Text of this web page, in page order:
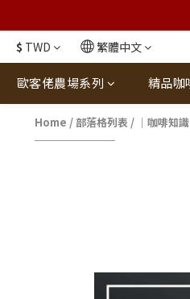
$ TWD 繁體中文
歐客佬農場系列 精品咖
Home / 部落格列表 / ｜咖啡知識